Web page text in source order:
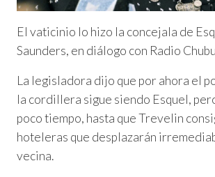
El vaticinio lo hizo la concejala de
Saunders, en diálogo con Radio
La legisladora dijo que por ahora el
la cordillera sigue siendo Esquel,
poco tiempo, hasta que Trevelin
hoteleras que desplazarán
vecina.